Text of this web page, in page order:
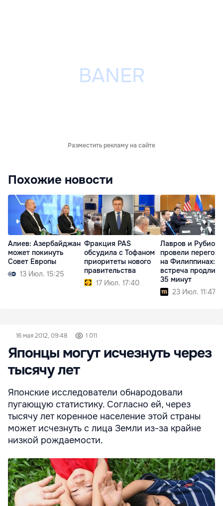
Разместить рекламу на сайте
Похожие новости
Алиев: Азербайджан
может покинуть
Совет Европы
13 Июл. 15:25
Фракция PAS
обсудила с Тофаном
приоритеты нового
правительства
17 Июл. 17:40
Лавров и Рубио
провели
на Филиппинах:
встреча
35 минут
23 Июл. 11:47
16 мая 2012, 09:48 1 011
Японцы могут исчезнуть через
тысячу лет
Японские исследователи обнародовали
пугающую статистику. Согласно ей, через
тысячу лет коренное население этой страны
может исчезнуть с лица Земли из-за крайне
низкой рождаемости.